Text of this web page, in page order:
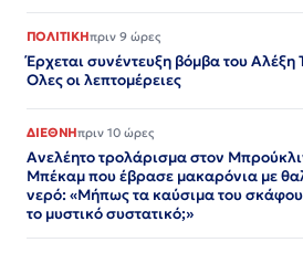
ΠΟΛΙΤΙΚΗπριν 9 ώρες
Έρχεται συνέντευξη βόμβα του Αλέξη
Ολες οι λεπτομέρειες
ΔΙΕΘΝΗπριν 10 ώρες
Ανελέητο τρολάρισμα στον
Μπέκαμ που έβρασε μακαρόνια με
νερό: «Μήπως τα καύσιμα του
το μυστικό συστατικό;»